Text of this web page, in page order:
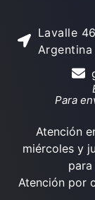
Lavalle
Argentina
Para
Atención
miércoles y
Atención por